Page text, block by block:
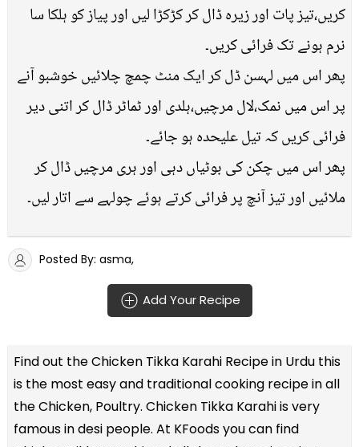
کریں،تیز پات اور زیرہ ڈال کر کڑکڑا لیں اور پیاز کو ہلکا سا
نرم ہونے تک فرائی کریں۔
پھر اس میں لہسن ڈل کر ایک منٹ چمچ چلائیں خوشبو آنے
پر اس میں نمک،لال مرچیں،ہلدی اور ٹماٹر ڈال کر اتنی دیر
فرائی کریں کہ تیل علیحدہ ہو جائے۔
پھر اس میں چکن کی بوٹیاں دہی اور ہری مرچیں ڈال کر
ملائیں اور تیز آنچ پر فرائی کرتے ہوئے چولہے سے اتار لیں۔
Posted By: asma,
Add Your Recipe
Find out theChicken Tikka Karahi Recipe in Urdu this
is the most easy and traditional cooking recipe in all
theChicken, Poultry. Chicken Tikka Karahi is very
famous in desi people. At KFoods you can find